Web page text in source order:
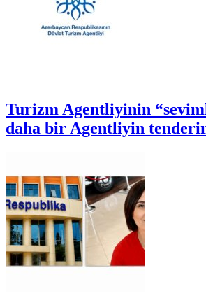
Turizm Agentliyinin
daha bir Agentliyin